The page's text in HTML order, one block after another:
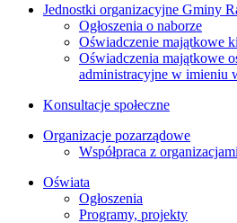
Jednostki organizacyjne Gminy
Ogłoszenia o naborze
Oświadczenie majątkowe
Oświadczenia majątkowe
administracyjne w imieniu
Konsultacje społeczne
Organizacje pozarządowe
Współpraca z
Oświata
Ogłoszenia
Programy, projekty